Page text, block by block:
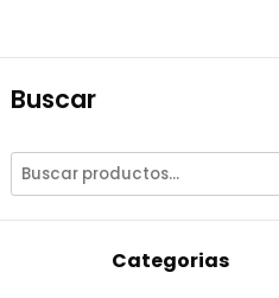
Buscar
Categorias